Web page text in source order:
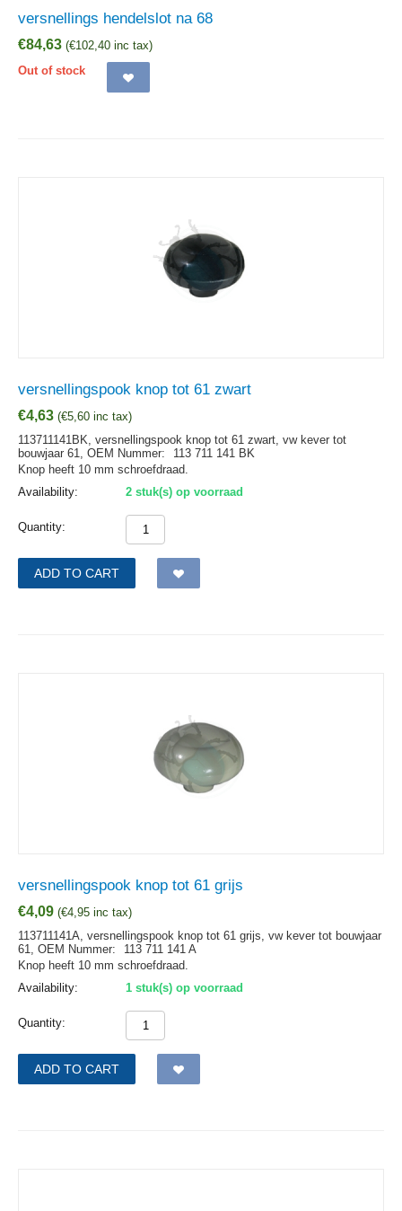
versnellings hendelslot na 68
€84,63 (€102,40 inc tax)
Out of stock
versnellingspook knop tot 61 zwart
€4,63 (€5,60 inc tax)
113711141BK, versnellingspook knop tot 61 zwart, vw kever tot
bouwjaar 61, OEM Nummer:
113 711 141 BK
Knop heeft 10 mm schroefdraad.
Availability:
2 stuk(s) op voorraad
Quantity:
ADD TO CART
versnellingspook knop tot 61 grijs
€4,09 (€4,95 inc tax)
113711141A, versnellingspook knop tot 61 grijs, vw kever tot bouwjaar
61, OEM Nummer:
113 711 141 A
Knop heeft 10 mm schroefdraad.
Availability:
1 stuk(s) op voorraad
Quantity:
ADD TO CART